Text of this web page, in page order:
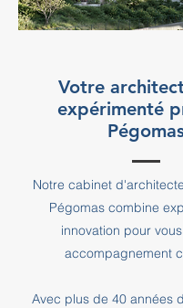
Votre
expérimenté
Notre cabinet
Pégomas combine
innovation pour
accompagnement
Avec plus de 40 années